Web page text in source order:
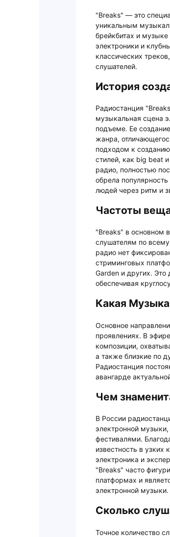
"Breaks" — это
уникальным
брейкбитах и
электроники и
классических
слушателей.
История
Радиостанция
музыкальная сцена
подъеме. Ее
жанра,
подходом к
стилей, как big beat и
радио, полностью
обрела
людей через ритм и
Частоты
"Breaks" в основном
слушателям по
радио нет
стриминговых
Garden и других. Это
обеспечивая
Какая
Основное
проявлениях. В
композиции,
а также близкие по
Радиостанция
авангарде
Чем
В России
электронной музыки,
фестивалями.
известность в узких
электроника и
"Breaks" часто
платформах и
электронной музыки.
Сколько
Точное количество